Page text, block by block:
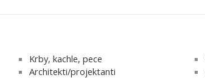
Krby, kachle, pece
Architekti/projektanti